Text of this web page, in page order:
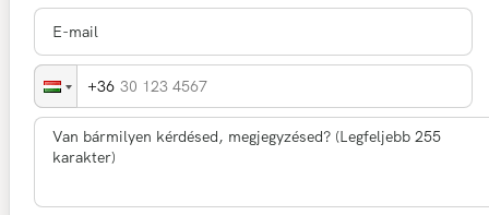
30 123 4567